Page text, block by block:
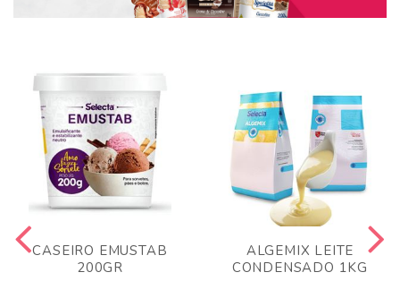
CASEIRO EMUSTAB
200GR
ALGEMIX LEITE
CONDENSADO 1KG